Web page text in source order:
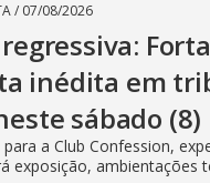
/ 07/08/2026
inédita em
sábado (8)
a Club Confession,
exposição, ambientações